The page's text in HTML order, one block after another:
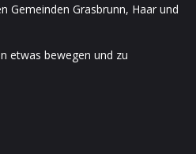
Gemeinden Grasbrunn, Haar und
etwas bewegen und zu